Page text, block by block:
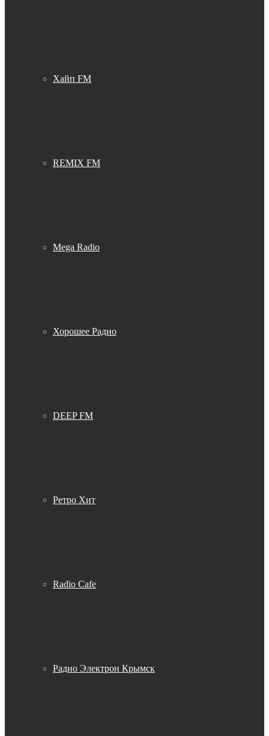
Хайп FM
REMIX FM
Mega Radio
Хорошее Радио
DEEP FM
Ретро Хит
Radio Cafe
Радио Электрон Крымск